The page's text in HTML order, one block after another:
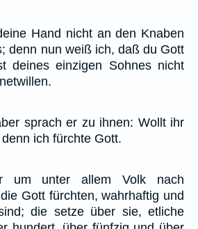
Hand nicht an den Knaben
denn nun weiß ich, daß du Gott
deines einzigen Sohnes nicht
sprach er zu ihnen: Wollt ihr
ich fürchte Gott.
um unter allem Volk nach
Gott fürchten, wahrhaftig und
die setze über sie, etliche